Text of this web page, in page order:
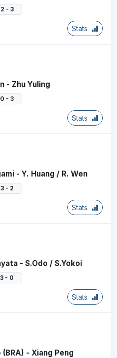
2 - 3
Stats
- Zhu Yuling
0 - 3
Stats
- Y. Huang / R. Wen
3 - 2
Stats
- S.Odo / S.Yokoi
3 - 0
Stats
- Xiang Peng